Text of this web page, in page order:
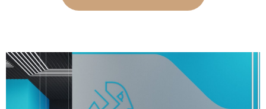
повторяющиеся на логотипе
переговорную. На полах
настелен деревянный ламинат
тёплого оттенка, нивелирующий